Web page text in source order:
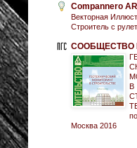
Compannero
Векторная
Строитель с
СООБЩЕСТВО
В
Москва 2016